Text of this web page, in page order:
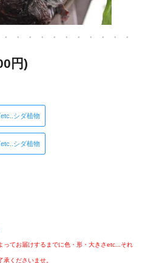
円)
シダ植物
シダ植物
ってお届けするまでに色・形・大きさetc...それ
くださいませ。